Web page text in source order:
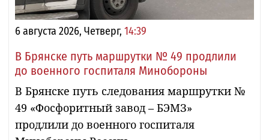
6 августа 2026, Четверг, 14:39
В Брянске путь маршрутки № 49 продлили
до военного госпиталя Минобороны
В Брянске путь следования маршрутки №
49 «Фосфоритный завод – БЭМЗ»
продлили до военного госпиталя